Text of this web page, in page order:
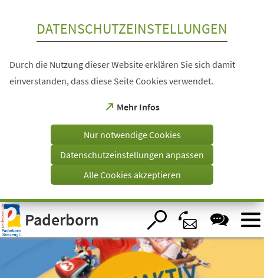
Visuelle
Assistenzsoftware
öffnen.
DATENSCHUTZEINSTELLUNGEN
Durch die Nutzung dieser Website erklären Sie sich damit
einverstanden, dass diese Seite Cookies verwendet.
Mehr Infos
(Öffnet
einem
Tab)
Nur notwendige Cookies
Datenschutzeinstellungen anpassen
Alle Cookies akzeptieren
Paderborn